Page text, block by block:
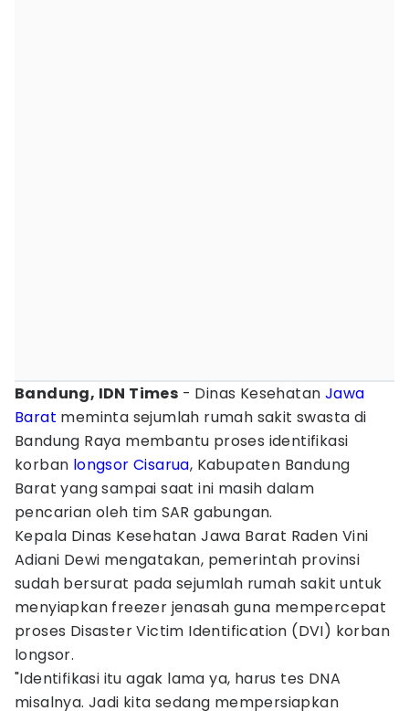
Bandung, IDN Times - Dinas Kesehatan Jawa
Barat meminta sejumlah rumah sakit swasta di
Bandung Raya membantu proses identifikasi
korban longsor Cisarua, Kabupaten Bandung
Barat yang sampai saat ini masih dalam
pencarian oleh tim SAR gabungan.
Kepala Dinas Kesehatan Jawa Barat Raden Vini
Adiani Dewi mengatakan, pemerintah provinsi
sudah bersurat pada sejumlah rumah sakit untuk
menyiapkan freezer jenasah guna mempercepat
proses Disaster Victim Identification (DVI) korban
longsor.
"Identifikasi itu agak lama ya, harus tes DNA
misalnya. Jadi kita sedang mempersiapkan